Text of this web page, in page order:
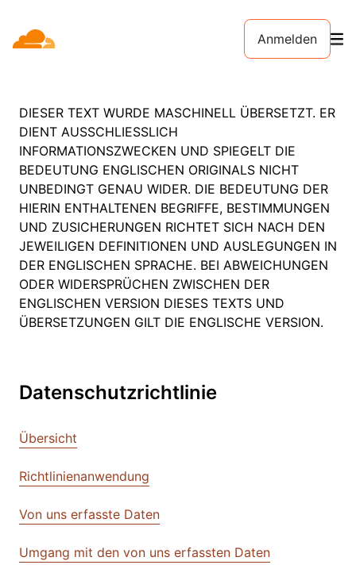
Anmelden
DIESER TEXT WURDE MASCHINELL ÜBERSETZT. ER
DIENT AUSSCHLIESSLICH
INFORMATIONSZWECKEN UND SPIEGELT DIE
BEDEUTUNG ENGLISCHEN ORIGINALS NICHT
UNBEDINGT GENAU WIDER. DIE BEDEUTUNG DER
HIERIN ENTHALTENEN BEGRIFFE, BESTIMMUNGEN
UND ZUSICHERUNGEN RICHTET SICH NACH DEN
JEWEILIGEN DEFINITIONEN UND AUSLEGUNGEN IN
DER ENGLISCHEN SPRACHE. BEI ABWEICHUNGEN
ODER WIDERSPRÜCHEN ZWISCHEN DER
ENGLISCHEN VERSION DIESES TEXTS UND
ÜBERSETZUNGEN GILT DIE ENGLISCHE VERSION.
Datenschutzrichtlinie
Übersicht
Richtlinienanwendung
Von uns erfasste Daten
Umgang mit den von uns erfassten Daten